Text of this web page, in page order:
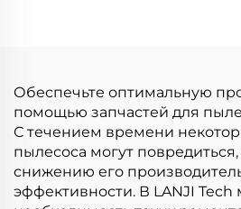
для очистки и
удаления
Обеспечьте оптимальную
помощью запчастей для
С течением времени
пылесоса могут
снижению его
эффективности. В LANJI